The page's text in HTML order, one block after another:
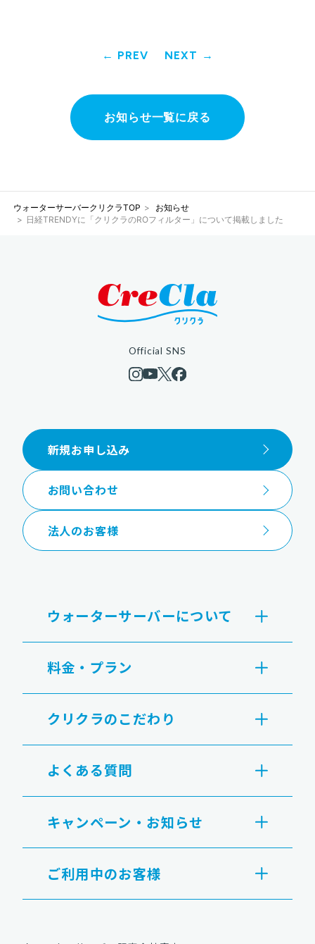
PREV NEXT
お知らせ一覧に戻る
ウォーターサーバークリクラTOP
お知らせ
日経TRENDYに「クリクラのROフィルター」について掲載しました
Official SNS
新規お申し込み
お問い合わせ
法人のお客様
ウォーターサーバーについて
料金・プラン
クリクラのこだわり
よくある質問
キャンペーン・お知らせ
ご利用中のお客様